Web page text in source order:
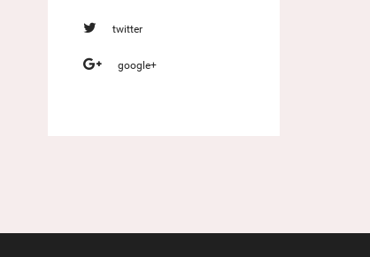
twitter
google+